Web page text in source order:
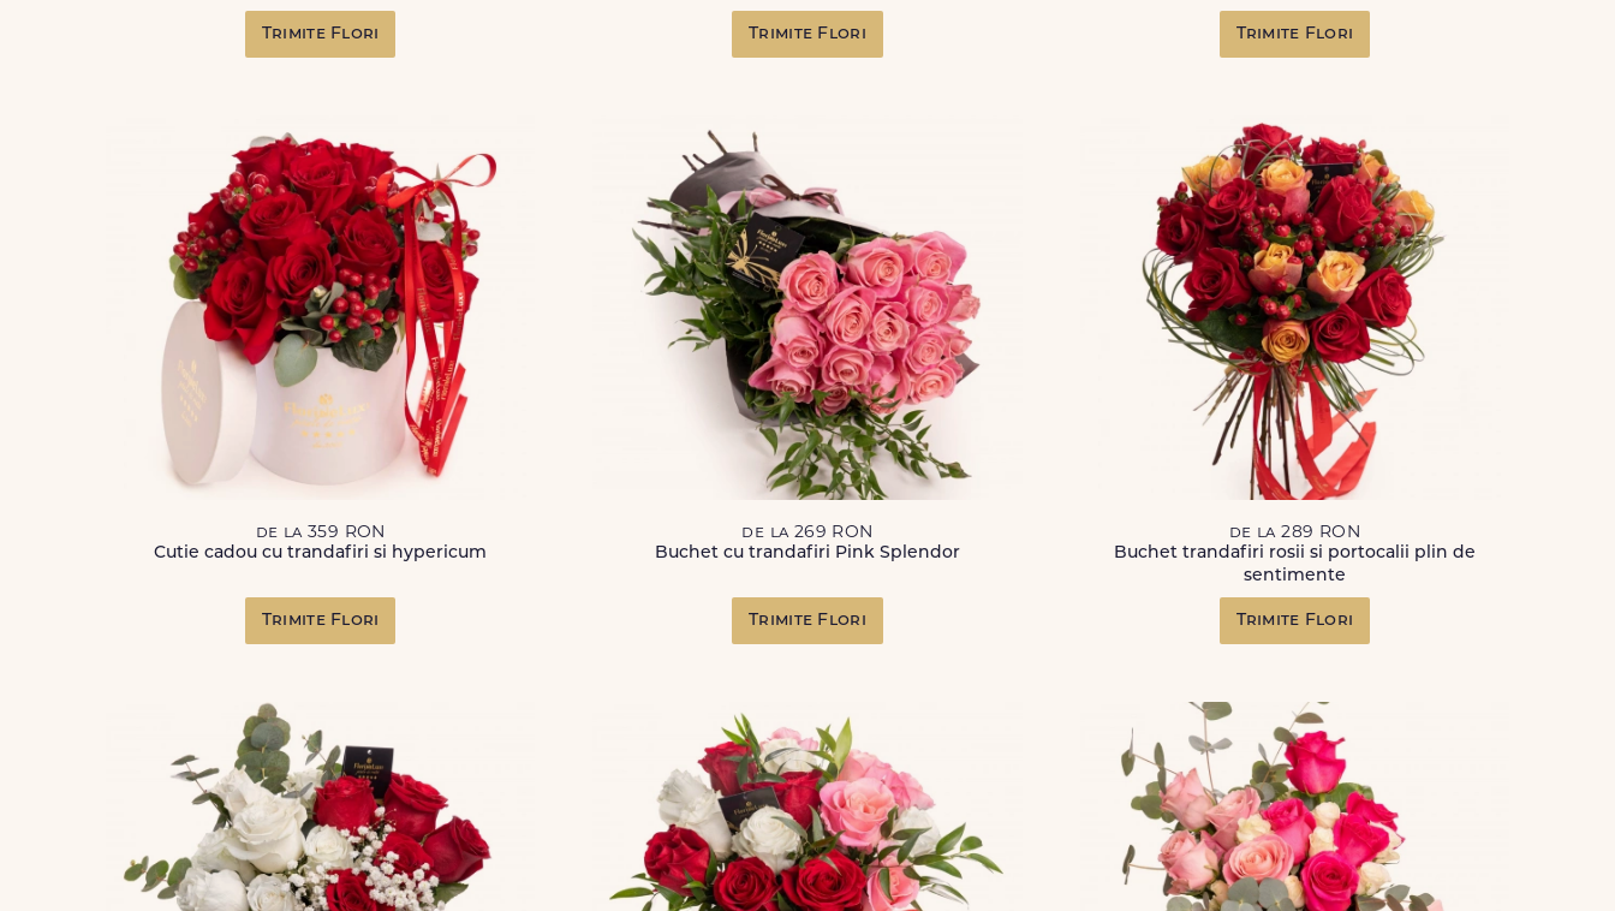
Trimite Flori Trimite Flori Trimite Flori
de la 359 RON
Cutie cadou cu trandafiri si hypericum
Trimite Flori
de la 269 RON
Buchet cu trandafiri Pink Splendor
Trimite Flori
de la 289 RON
Buchet trandafiri rosii si portocalii plin de
sentimente
Trimite Flori